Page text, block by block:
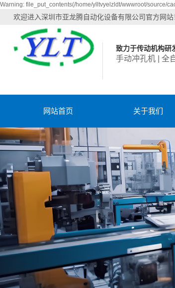
Warning: file_put_contents(/home/ylltvyelzldt/wwwroot/source/
欢迎进入深圳市亚龙腾自动化设备有限公司官方网站
致力于传动机构研
手动冲孔机 | 全
网站首页 关于我们